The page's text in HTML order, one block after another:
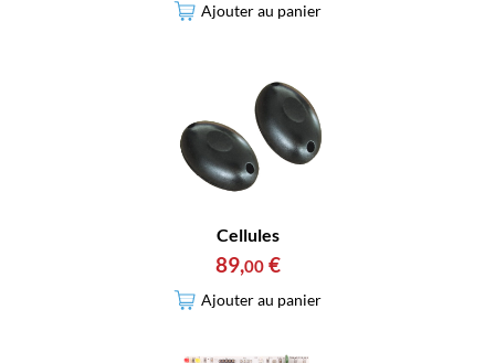
Ajouter au panier
Cellules
89,00 €
Ajouter au panier